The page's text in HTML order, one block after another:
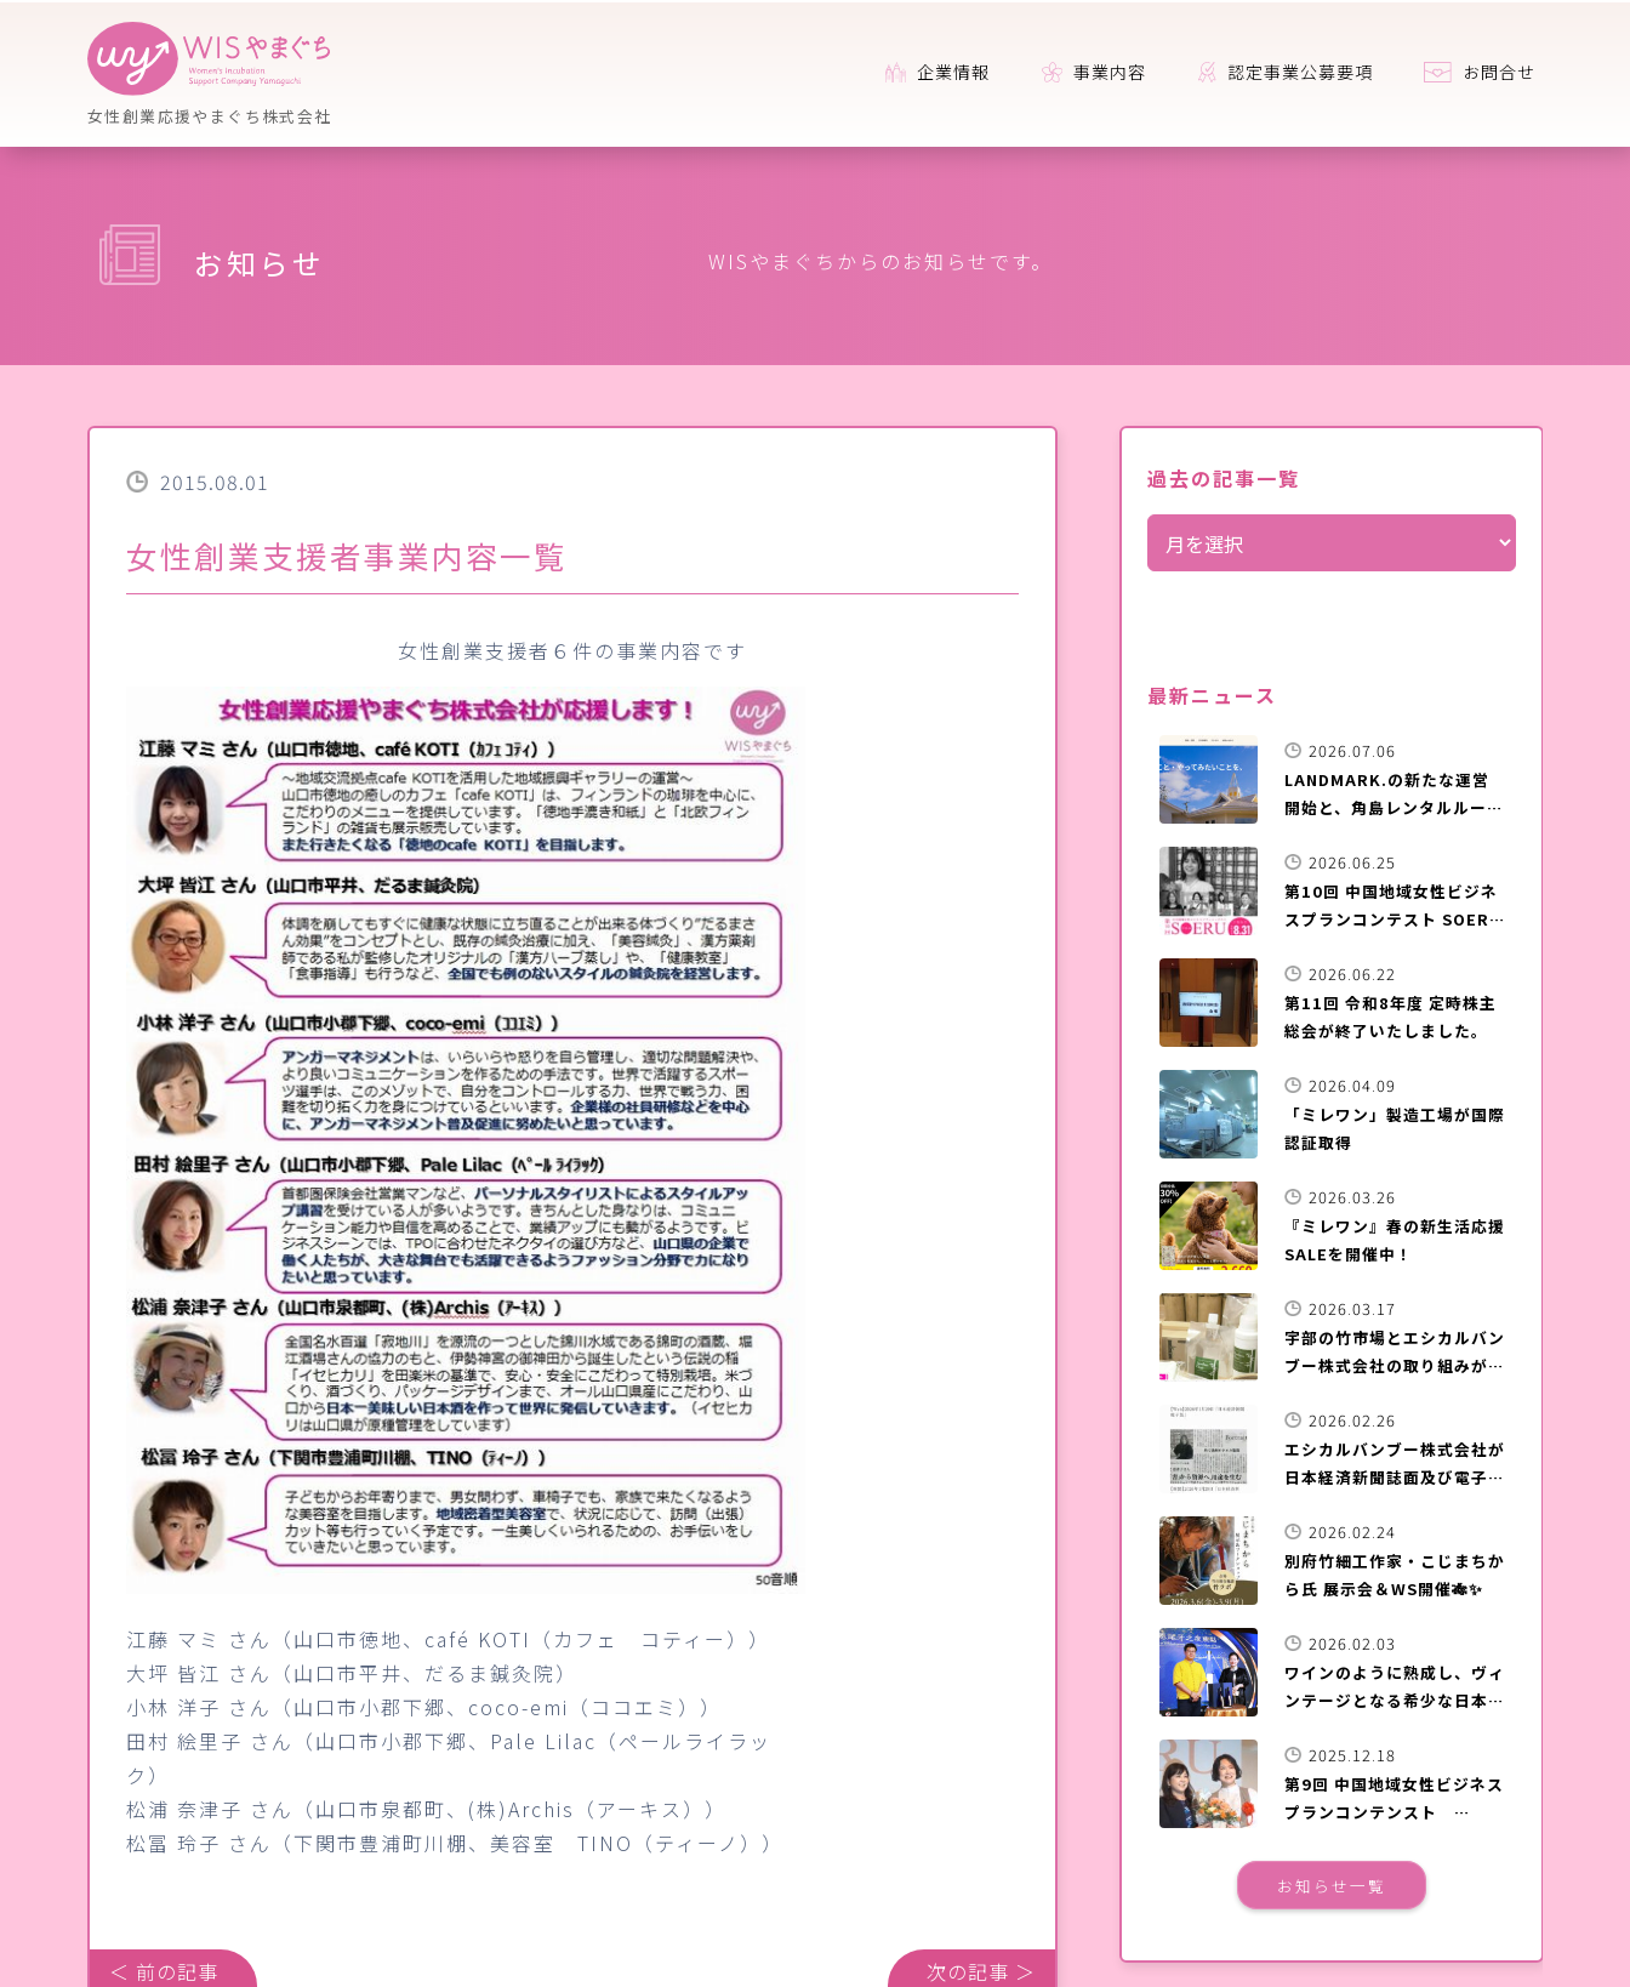
女性創業応援やまぐち株式会社
企業情報 事業内容 認定事業公募要項 お問合せ
お知らせ WISやまぐちからのお知らせです。
2015.08.01
女性創業支援者事業内容一覧
女性創業支援者６件の事業内容です
江藤 マミ さん（山口市徳地、café KOTI（カフェ コティー））
大坪 皆江 さん（山口市平井、だるま鍼灸院）
小林 洋子 さん（山口市小郡下郷、coco-emi（ココエミ））
田村 絵里子 さん（山口市小郡下郷、Pale Lilac（ペールライラッ
ク）
松浦 奈津子 さん（山口市泉都町、(株)Archis（アーキス））
松冨 玲子 さん（下関市豊浦町川棚、美容室 TINO（ティーノ））
＜ 前の記事 次の記事 ＞
過去の記事一覧
最新ニュース
2026.07.06
LANDMARK.の新たな運営
開始と、角島レンタルルーム
2026.06.25
第10回 中国地域女性ビジネ
スプランコンテスト SOERU
2026.06.22
第11回 令和8年度 定時株主
総会が終了いたしました。
2026.04.09
「ミレワン」製造工場が国際
認証取得
2026.03.26
『ミレワン』春の新生活応援
SALEを開催中！
2026.03.17
宇部の竹市場とエシカルバン
ブー株式会社の取り組みが
れました！
2026.02.26
エシカルバンブー株式会社が
日本経済新聞誌面及び電子版
2026.02.24
別府竹細工作家・こじまちか
ら氏 展示会＆WS開催🎋✨
2026.02.03
ワインのように熟成し、ヴィ
ンテージとなる希少な日本酒
2025.12.18
第9回 中国地域女性ビジネス
プランコンテンスト
広島国際会議場で開催されま
した。
お知らせ一覧